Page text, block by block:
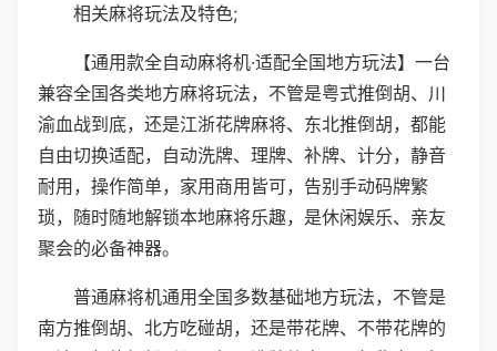
相关麻将玩法及特色;
【通用款全自动麻将机·适配全国地方玩法】一台
兼容全国各类地方麻将玩法，不管是粤式推倒胡、川
渝血战到底，还是江浙花牌麻将、东北推倒胡，都能
自由切换适配，自动洗牌、理牌、补牌、计分，静音
耐用，操作简单，家用商用皆可，告别手动码牌繁
琐，随时随地解锁本地麻将乐趣，是休闲娱乐、亲友
聚会的必备神器。
普通麻将机通用全国多数基础地方玩法，不管是
南方推倒胡、北方吃碰胡，还是带花牌、不带花牌的